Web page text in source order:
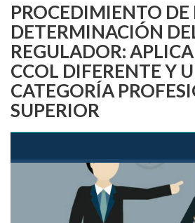
PROCEDIMIENTO DE
DETERMINACIÓN
REGULADOR:
CCOL DIFERENTE Y
CATEGORÍA
SUPERIOR